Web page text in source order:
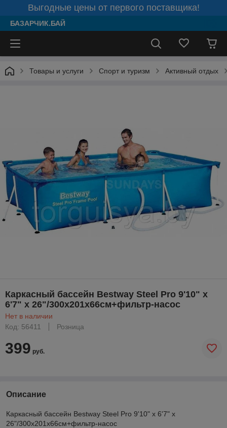
Выгодные цены от первого поставщика!
БАЗАРЧИК.БАЙ
Товары и услуги Спорт и туризм Активный отдых
Каркасный бассейн Bestway Steel Pro 9'10" x
6'7" x 26"/300x201x66см+фильтр-насос
Нет в наличии
Код: 56411
Розница
399 руб.
Описание
Каркасный бассейн Bestway Steel Pro 9'10" x 6'7" x
26"/300x201x66см+фильтр-насос